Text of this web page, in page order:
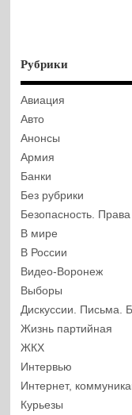
Рубрики
Авиация
Авто
Анонсы
Армия
Банки
Без рубрики
Безопасность.
В мире
В России
Видео-Воронеж
Выборы
Дискуссии. Письма.
Жизнь партийная
ЖКХ
Интервью
Интернет,
Курьезы